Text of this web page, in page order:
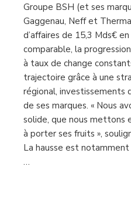
Groupe BSH (et ses
Gaggenau, Neff et
d’affaires de 15,3 Mds€
comparable, la
à taux de change
trajectoire grâce à une
régional, investissements
de ses marques. « Nous
solide, que nous mettons
à porter ses fruits »,
La hausse est notamment
…